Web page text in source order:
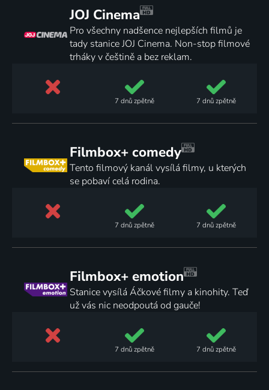
JOJ Cinema
Pro všechny nadšence nejlepších filmů je
tady stanice JOJ Cinema. Non-stop filmové
trháky v češtině a bez reklam.
7 dnůzpětně 7 dnůzpětně
Filmbox+ comedy
Tento filmový kanál vysílá filmy, u kterých
se pobaví celá rodina.
7 dnůzpětně 7 dnůzpětně
Filmbox+ emotion
Stanice vysílá Áčkové filmy a kinohity. Teď
už vás nic neodpoutá od gauče!
7 dnůzpětně 7 dnůzpětně